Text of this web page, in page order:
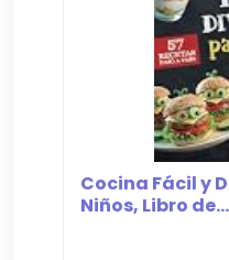
Cocina Fácil y
Niños, Libro de...